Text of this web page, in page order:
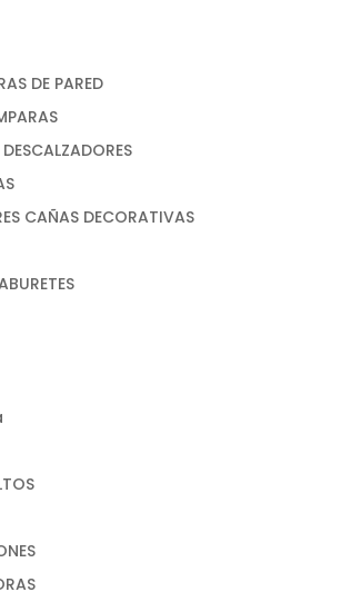
DE PARED
CAÑAS DECORATIVAS